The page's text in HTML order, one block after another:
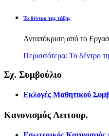
Το δέντρο της τάξης
Ανταπόκριση από το
Περισσότερα: Το δέντρο
Σχ. Συμβούλιο
Εκλογές Μαθητικού
Κανονισμός Λειτουρ.